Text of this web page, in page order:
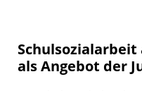
Schulsozialarbeit
alsAngebot der